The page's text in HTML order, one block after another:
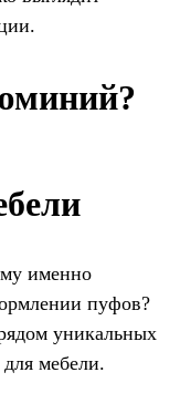
именно
пуфов?
уникальных
мебели.